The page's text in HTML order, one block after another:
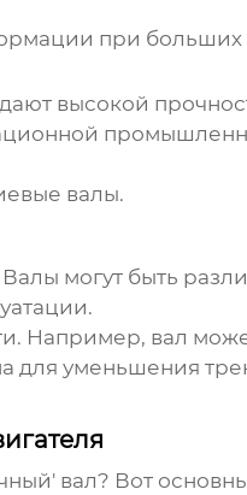
при больших
высокой
валы.
могут быть
Например, вал
для уменьшения
вал? Вот